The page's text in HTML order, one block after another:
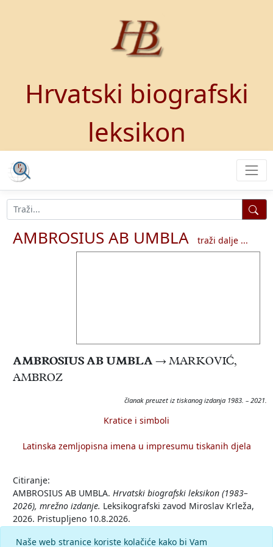
Hrvatski biografski
leksikon
AMBROSIUS AB UMBLA traži dalje ...
AMBROSIUS AB UMBLA → MARKOVIĆ,
AMBROZ
članak preuzet iz tiskanog izdanja 1983. – 2021.
Kratice i simboli
Latinska zemljopisna imena u impresumu tiskanih djela
Citiranje:
AMBROSIUS AB UMBLA. Hrvatski biografski leksikon (1983–
2026), mrežno izdanje. Leksikografski zavod Miroslav Krleža,
2026. Pristupljeno 10.8.2026.
Naše web stranice koriste kolačiće kako bi Vam